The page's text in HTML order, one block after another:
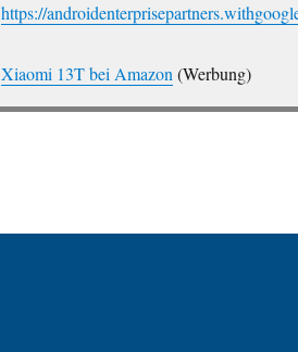
https://
Xiaomi 13T bei Amazon (Werbung)